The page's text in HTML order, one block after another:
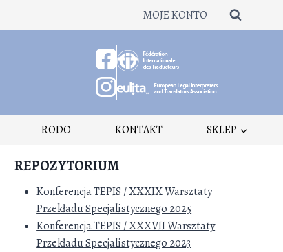
MOJE KONTO
RODO KONTAKT SKLEP
REPOZYTORIUM
Konferencja TEPIS / XXXIX Warsztaty
Przekładu Specjalistycznego 2025
Konferencja TEPIS / XXXVII Warsztaty
Przekładu Specjalistycznego 2023